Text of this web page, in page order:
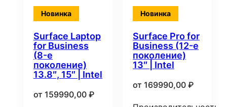
Новинка
Surface Laptop
for Business
(8-е
поколение)
13.8″, 15″ | Intel
от 159990,00 ₽
Новинка
Surface Pro for
Business (12-е
поколение)
13″ | Intel
от 169990,00 ₽